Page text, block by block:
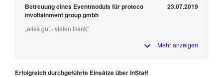
Betreuung eines Eventmoduls für proteco
involtainment group gmbh
23.07.2019
„alles gut - vielen Dank“
Mehr anzeigen
Erfolgreich durchgeführte Einsätze über InStaff